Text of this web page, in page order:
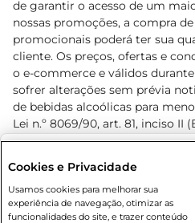
Rio de Janeiro (RJ) Goiás
Ou
de garantir o acesso de um
nossas promoções, a compra
promocionais poderá ter sua
cliente. Os preços, ofertas e
o e-commerce e válidos
sofrer alterações sem prévia
de bebidas alcoólicas para
Lei n.º 8069/90, art. 81, inciso II
Adolescente). Preços e
prévio. O valor mínimo para as
80,00.
Cookies e Privacidade
Usamos cookies para melhorar sua
experiência de navegação, otimizar as
funcionalidades do site, e trazer conteúdo